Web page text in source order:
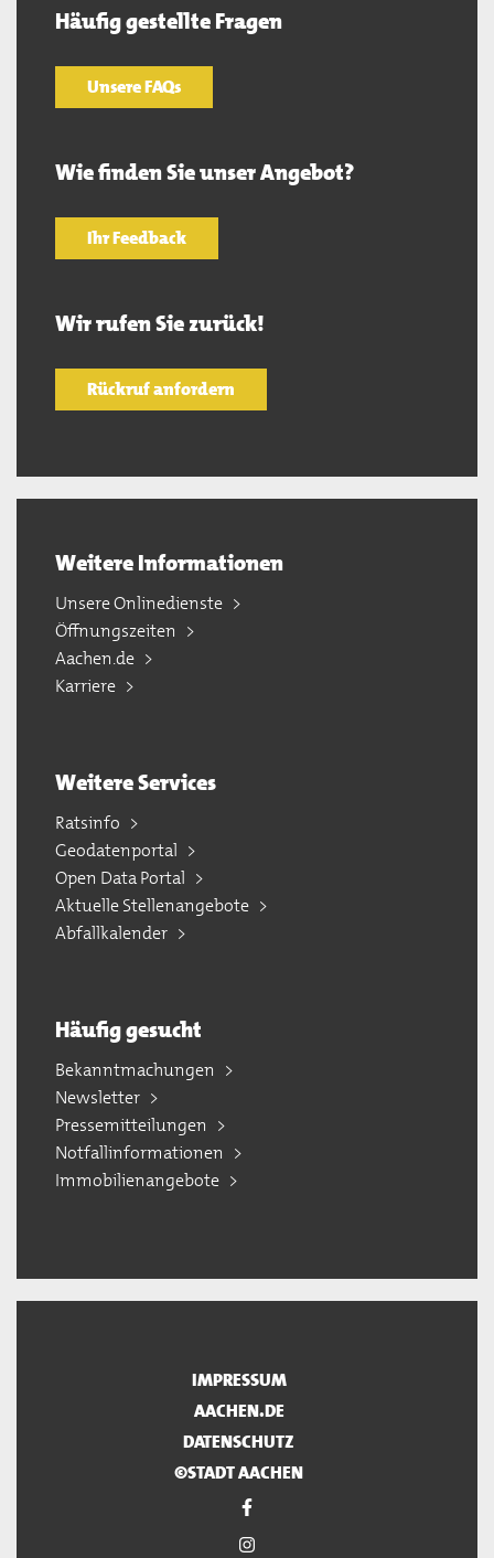
Häufig gestellte Fragen
Unsere FAQs
Wie finden Sie unser Angebot?
Ihr Feedback
Wir rufen Sie zurück!
Rückruf anfordern
Weitere Informationen
Unsere Onlinedienste
Öffnungszeiten
Aachen.de
Karriere
Weitere Services
Ratsinfo
Geodatenportal
Open Data Portal
Aktuelle Stellenangebote
Abfallkalender
Häufig gesucht
Bekanntmachungen
Newsletter
Pressemitteilungen
Notfallinformationen
Immobilienangebote
IMPRESSUM
AACHEN.DE
DATENSCHUTZ
©STADT AACHEN